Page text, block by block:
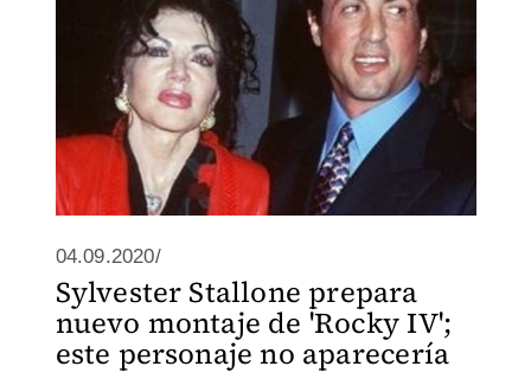
04.09.2020/
Sylvester Stallone prepara
nuevo montaje de 'Rocky IV';
este personaje no aparecería